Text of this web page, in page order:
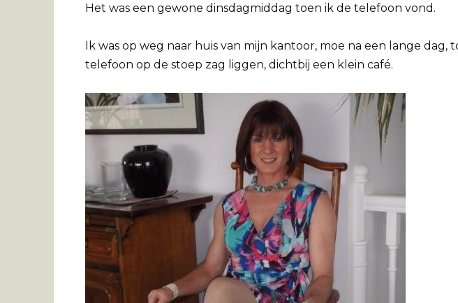
Het was een gewone dinsdagmiddag toen ik de telefoon vond.
Ik was op weg naar huis van mijn kantoor, moe na een lange dag,
telefoon op de stoep zag liggen, dichtbij een klein café.